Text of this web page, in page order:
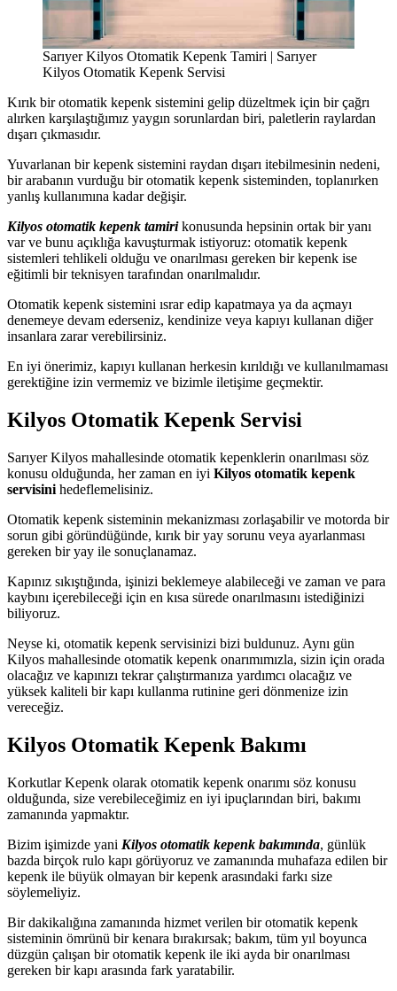
Sarıyer Kilyos Otomatik Kepenk Tamiri | Sarıyer
Kilyos Otomatik Kepenk Servisi
Kırık bir otomatik kepenk sistemini gelip düzeltmek için bir çağrı
alırken karşılaştığımız yaygın sorunlardan biri, paletlerin raylardan
dışarı çıkmasıdır.
Yuvarlanan bir kepenk sistemini raydan dışarı itebilmesinin nedeni,
bir arabanın vurduğu bir otomatik kepenk sisteminden, toplanırken
yanlış kullanımına kadar değişir.
Kilyos otomatik kepenk tamirikonusunda hepsinin ortak bir yanı
var ve bunu açıklığa kavuşturmak istiyoruz: otomatik kepenk
sistemleri tehlikeli olduğu ve onarılması gereken bir kepenk ise
eğitimli bir teknisyen tarafından onarılmalıdır.
Otomatik kepenk sistemini ısrar edip kapatmaya ya da açmayı
denemeye devam ederseniz, kendinize veya kapıyı kullanan diğer
insanlara zarar verebilirsiniz.
En iyi önerimiz, kapıyı kullanan herkesin kırıldığı ve kullanılmaması
gerektiğine izin vermemiz ve bizimle iletişime geçmektir.
Kilyos Otomatik Kepenk Servisi
Sarıyer Kilyos mahallesinde otomatik kepenklerin onarılması söz
konusu olduğunda, her zaman en iyi Kilyos otomatik kepenk
servisini hedeflemelisiniz.
Otomatik kepenk sisteminin mekanizması zorlaşabilir ve motorda bir
sorun gibi göründüğünde, kırık bir yay sorunu veya ayarlanması
gereken bir yay ile sonuçlanamaz.
Kapınız sıkıştığında, işinizi beklemeye alabileceği ve zaman ve para
kaybını içerebileceği için en kısa sürede onarılmasını istediğinizi
biliyoruz.
Neyse ki, otomatik kepenk servisinizi bizi buldunuz. Aynı gün
Kilyos mahallesinde otomatik kepenk onarımımızla, sizin için orada
olacağız ve kapınızı tekrar çalıştırmanıza yardımcı olacağız ve
yüksek kaliteli bir kapı kullanma rutinine geri dönmenize izin
vereceğiz.
Kilyos Otomatik Kepenk Bakımı
Korkutlar Kepenk olarak otomatik kepenk onarımı söz konusu
olduğunda, size verebileceğimiz en iyi ipuçlarından biri, bakımı
zamanında yapmaktır.
Bizim işimizde yani Kilyos otomatik kepenk bakımında, günlük
bazda birçok rulo kapı görüyoruz ve zamanında muhafaza edilen bir
kepenk ile büyük olmayan bir kepenk arasındaki farkı size
söylemeliyiz.
Bir dakikalığına zamanında hizmet verilen bir otomatik kepenk
sisteminin ömrünü bir kenara bırakırsak; bakım, tüm yıl boyunca
düzgün çalışan bir otomatik kepenk ile iki ayda bir onarılması
gereken bir kapı arasında fark yaratabilir.